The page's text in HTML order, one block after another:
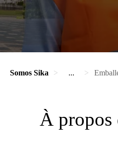
Somos Sika ...
À propos